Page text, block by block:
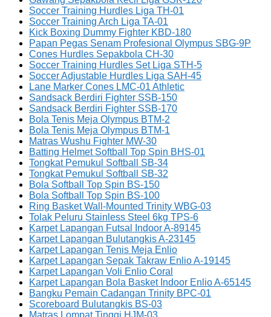
Soccer Training Hurdles Liga TH-01
Soccer Training Arch Liga TA-01
Kick Boxing Dummy Fighter KBD-180
Papan Pegas Senam Profesional Olympus SBG-9P
Cones Hurdles Sepakbola CH-30
Soccer Training Hurdles Set Liga STH-5
Soccer Adjustable Hurdles Liga SAH-45
Lane Marker Cones LMC-01 Athletic
Sandsack Berdiri Fighter SSB-150
Sandsack Berdiri Fighter SSB-170
Bola Tenis Meja Olympus BTM-2
Bola Tenis Meja Olympus BTM-1
Matras Wushu Fighter MW-30
Batting Helmet Softball Top Spin BHS-01
Tongkat Pemukul Softball SB-34
Tongkat Pemukul Softball SB-32
Bola Softball Top Spin BS-150
Bola Softball Top Spin BS-100
Ring Basket Wall-Mounted Trinity WBG-03
Tolak Peluru Stainless Steel 6kg TPS-6
Karpet Lapangan Futsal Indoor A-89145
Karpet Lapangan Bulutangkis A-23145
Karpet Lapangan Tenis Meja Enlio
Karpet Lapangan Sepak Takraw Enlio A-19145
Karpet Lapangan Voli Enlio Coral
Karpet Lapangan Bola Basket Indoor Enlio A-65145
Bangku Pemain Cadangan Trinity BPC-01
Scoreboard Bulutangkis BS-03
Matras Lompat Tinggi HJM-03